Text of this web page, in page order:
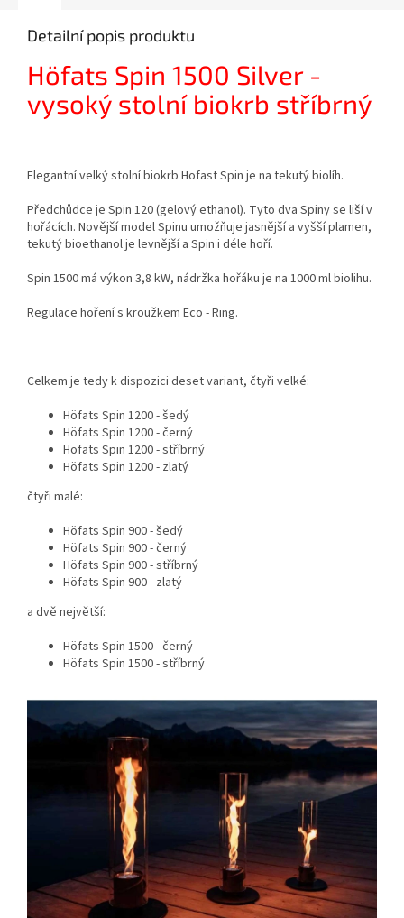
Detailní popis produktu
Höfats Spin 1500 Silver -
vysoký stolní biokrb stříbrný
Elegantní velký stolní biokrb Hofast Spin je na tekutý biolíh.
Předchůdce je Spin 120 (gelový ethanol). Tyto dva Spiny se liší v
hořácích. Novější model Spinu umožňuje jasnější a vyšší plamen,
tekutý bioethanol je levnější a Spin i déle hoří.
Spin 1500 má výkon 3,8 kW, nádržka hořáku je na 1000 ml biolihu.
Regulace hoření s kroužkem Eco - Ring.
Celkem je tedy k dispozici deset variant, čtyři velké:
Höfats Spin 1200 - šedý
Höfats Spin 1200 - černý
Höfats Spin 1200 - stříbrný
Höfats Spin 1200 - zlatý
čtyři malé:
Höfats Spin 900 - šedý
Höfats Spin 900 - černý
Höfats Spin 900 - stříbrný
Höfats Spin 900 - zlatý
a dvě největší:
Höfats Spin 1500 - černý
Höfats Spin 1500 - stříbrný